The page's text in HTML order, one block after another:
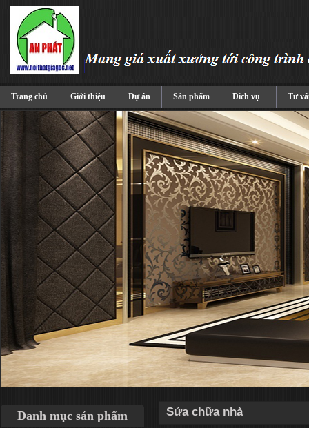
Trang chủ Giới thiệu Dự án Sản phẩm Dich vụ Tư
Danh mục sản phẩm Sửa chữa nhà